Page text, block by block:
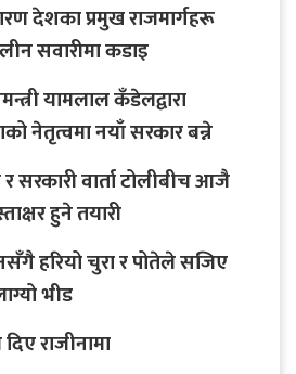
देशका प्रमुख राजमार्गहरू
सवारीमा कडाइ
यामलाल कँडेलद्वारा
नेतृत्वमा नयाँ सरकार बन्ने
र सरकारी वार्ता टोलीबीच आजै
हुने तयारी
हरियो चुरा र पोतेले सजिए
भीड
राजीनामा